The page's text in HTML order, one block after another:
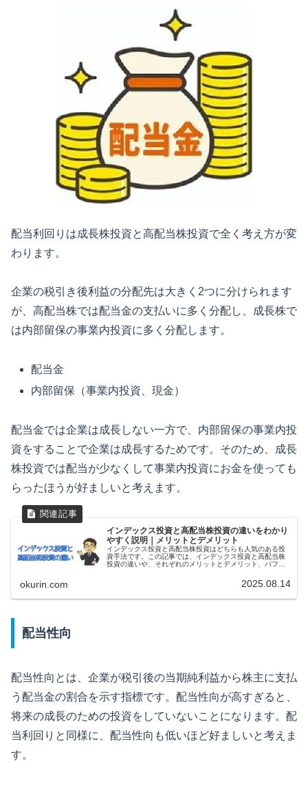
配当利回りは成長株投資と高配当株投資で全く考え方が変
わります。
企業の税引き後利益の分配先は大きく2つに分けられます
が、高配当株では配当金の支払いに多く分配し、成長株で
は内部留保の事業内投資に多く分配します。
配当金
内部留保（事業内投資、現金）
配当金では企業は成長しない一方で、内部留保の事業内投
資をすることで企業は成長するためです。そのため、成長
株投資では配当が少なくして事業内投資にお金を使っても
らったほうが好ましいと考えます。
インデックス投資と高配当株投資の違いをわかり
やすく説明｜メリットとデメリット
インデックス投資と高配当株投資はどちらも人気のある投
資手法です。この記事では、インデックス投資と高配当株
投資の違いや、それぞれのメリットとデメリット、パフォ
投資の目的によって、インデックス投資が適切な場合もあ
れば、高配当株投資が適切な場合もあります。
okurin.com 2025.08.14
配当性向
配当性向とは、企業が税引後の当期純利益から株主に支払
う配当金の割合を示す指標です。配当性向が高すぎると、
将来の成長のための投資をしていないことになります。配
当利回りと同様に、配当性向も低いほど好ましいと考えま
す。